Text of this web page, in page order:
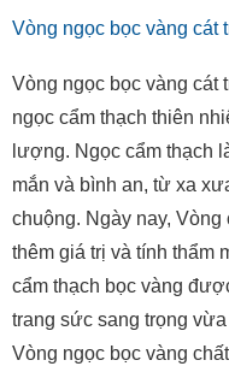
Vòng ngọc bọc vàng cát
Vòng ngọc bọc vàng
ngọc cẩm thạch thiên
lượng. Ngọc cẩm thạch
mắn và bình an, từ xa
chuộng. Ngày nay, Vòng
thêm giá trị và tính thẩm
cẩm thạch bọc vàng
trang sức sang trọng
Vòng ngọc bọc vàng